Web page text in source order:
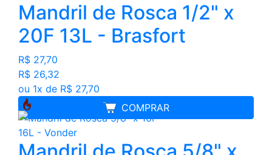
Mandril de Rosca 1/2" x
20F 13L - Brasfort
R$ 27,70
R$ 26,32
ou 1x de R$ 27,70
COMPRAR